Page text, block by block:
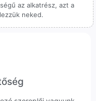
az alkatrész, azt a
neked.